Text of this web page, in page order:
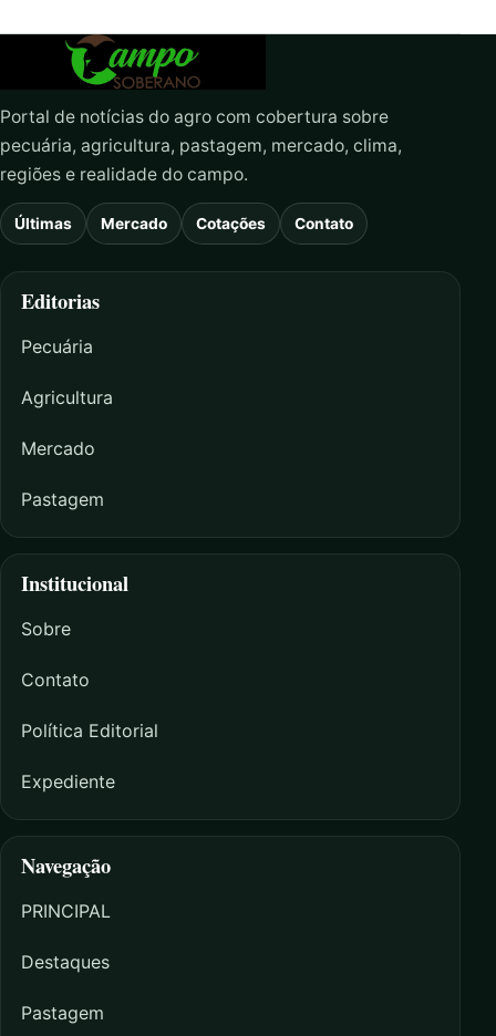
Portal de notícias do agro com cobertura sobre
pecuária, agricultura, pastagem, mercado, clima,
regiões e realidade do campo.
Últimas Mercado Cotações Contato
Editorias
Pecuária
Agricultura
Mercado
Pastagem
Institucional
Sobre
Contato
Política Editorial
Expediente
Navegação
PRINCIPAL
Destaques
Pastagem